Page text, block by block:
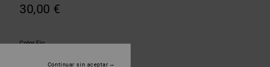
30,00 €
ColorFig
Continuar sin aceptar